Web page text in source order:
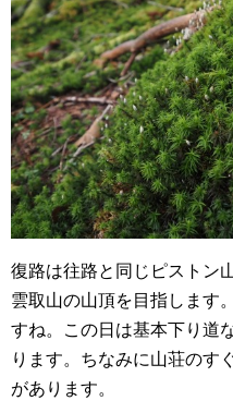
復路は往路と同じピストン
雲取山の山頂を目指します
すね。この日は基本下り道
ります。ちなみに山荘のす
があります。